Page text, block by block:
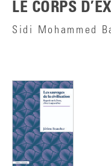
LE CORPS
Sidi Mohammed